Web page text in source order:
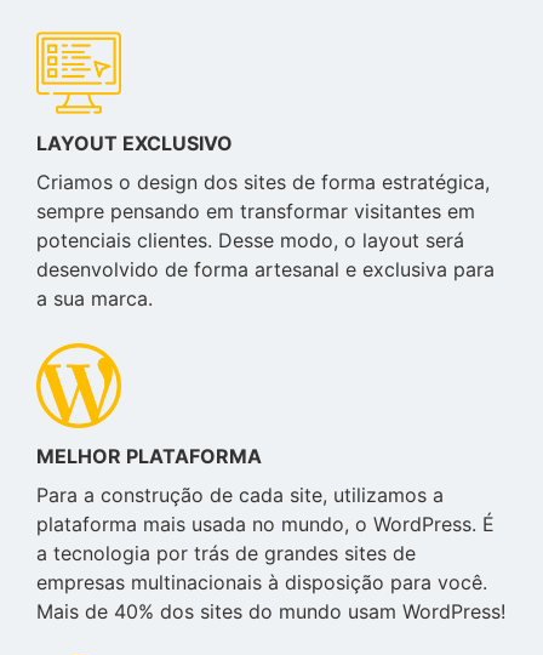
LAYOUT EXCLUSIVO
Criamos o design dos sites de forma estratégica,
sempre pensando em transformar visitantes em
potenciais clientes. Desse modo, o layout será
desenvolvido de forma artesanal e exclusiva para
a sua marca.
MELHOR PLATAFORMA
Para a construção de cada site, utilizamos a
plataforma mais usada no mundo, o WordPress. É
a tecnologia por trás de grandes sites de
empresas multinacionais à disposição para você.
Mais de 40% dos sites do mundo usam WordPress!